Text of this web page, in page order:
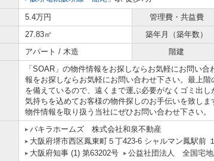
5.4万円 管理費・共益費
27.83㎡ 築年月（築年数）
アパート / 木造 階建
「SOAR」の物件情報をお探しならお気軽にお問い
報をお探しならお気軽にお問い合わせ下さい。最上
を備えているので、遠くまで運ぶ必要がなくゴミ出し
気持ちを込めてお客様の物件探しのお手伝いを致し
物件情報を取り扱う当社にぜひお問い合わせ下さい。
パキラホームズ 株式会社和泉不動産
大阪府堺市西区鳳東町５丁423-6 シャルマン鳳駅前
大阪府知事 (1) 第63202号
公益社団法人 全国宅地